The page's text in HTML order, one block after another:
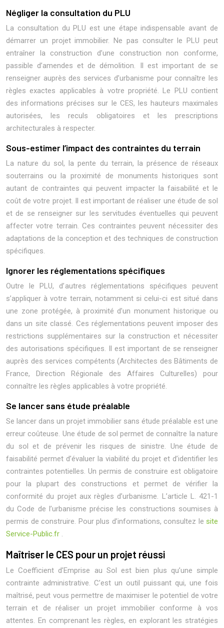
Négliger la consultation du PLU
La consultation du PLU est une étape indispensable avant de
démarrer un projet immobilier. Ne pas consulter le PLU peut
entraîner la construction d’une construction non conforme,
passible d’amendes et de démolition. Il est important de se
renseigner auprès des services d’urbanisme pour connaître les
règles exactes applicables à votre propriété. Le PLU contient
des informations précises sur le CES, les hauteurs maximales
autorisées, les reculs obligatoires et les prescriptions
architecturales à respecter.
Sous-estimer l’impact des contraintes du terrain
La nature du sol, la pente du terrain, la présence de réseaux
souterrains ou la proximité de monuments historiques sont
autant de contraintes qui peuvent impacter la faisabilité et le
coût de votre projet. Il est important de réaliser une étude de sol
et de se renseigner sur les servitudes éventuelles qui peuvent
affecter votre terrain. Ces contraintes peuvent nécessiter des
adaptations de la conception et des techniques de construction
spécifiques.
Ignorer les réglementations spécifiques
Outre le PLU, d’autres réglementations spécifiques peuvent
s’appliquer à votre terrain, notamment si celui-ci est situé dans
une zone protégée, à proximité d’un monument historique ou
dans un site classé. Ces réglementations peuvent imposer des
restrictions supplémentaires sur la construction et nécessiter
des autorisations spécifiques. Il est important de se renseigner
auprès des services compétents (Architectes des Bâtiments de
France, Direction Régionale des Affaires Culturelles) pour
connaître les règles applicables à votre propriété.
Se lancer sans étude préalable
Se lancer dans un projet immobilier sans étude préalable est une
erreur coûteuse. Une étude de sol permet de connaître la nature
du sol et de prévenir les risques de sinistre. Une étude de
faisabilité permet d’évaluer la viabilité du projet et d’identifier les
contraintes potentielles. Un permis de construire est obligatoire
pour la plupart des constructions et permet de vérifier la
conformité du projet aux règles d’urbanisme. L’article L. 421-1
du Code de l’urbanisme précise les constructions soumises à
permis de construire. Pour plus d’informations, consultez le site
Service-Public.fr .
Maîtriser le CES pour un projet réussi
Le Coefficient d’Emprise au Sol est bien plus qu’une simple
contrainte administrative. C’est un outil puissant qui, une fois
maîtrisé, peut vous permettre de maximiser le potentiel de votre
terrain et de réaliser un projet immobilier conforme à vos
attentes. En comprenant les règles, en explorant les stratégies